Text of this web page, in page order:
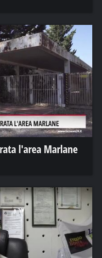
l'area Marlane